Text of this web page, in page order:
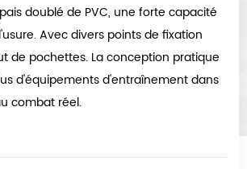
doublé de PVC, une forte capacité
Avec divers points de fixation
de pochettes. La conception pratique
d'équipements d'entraînement dans
combat réel.